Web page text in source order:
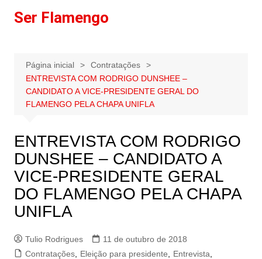
paraSer Flamengo
Página inicial
Contratações
ENTREVISTA COM RODRIGO DUNSHEE –
CANDIDATO A VICE-PRESIDENTE GERAL DO
FLAMENGO PELA CHAPA UNIFLA
ENTREVISTA COM RODRIGO
DUNSHEE – CANDIDATO A
VICE-PRESIDENTE GERAL
DO FLAMENGO PELA CHAPA
UNIFLA
Tulio Rodrigues
11 de outubro de 2018
Contratações, Eleição para presidente Entrevista